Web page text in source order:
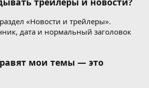
«Новости и трейлеры».
дата и нормальный заголовок
мои темы — это